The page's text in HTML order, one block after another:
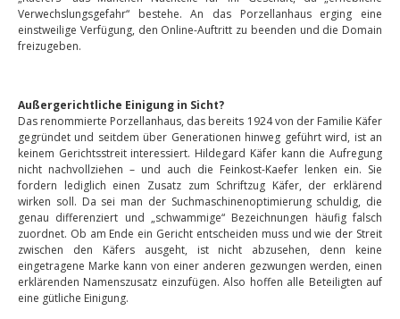
Verwechslungsgefahr“ bestehe. An das Porzellanhaus erging eine
einstweilige Verfügung, den Online-Auftritt zu beenden und die Domain
freizugeben.
Außergerichtliche Einigung in Sicht?
Das renommierte Porzellanhaus, das bereits 1924 von der Familie Käfer
gegründet und seitdem über Generationen hinweg geführt wird, ist an
keinem Gerichtsstreit interessiert. Hildegard Käfer kann die Aufregung
nicht nachvollziehen – und auch die Feinkost-Kaefer lenken ein. Sie
fordern lediglich einen Zusatz zum Schriftzug Käfer, der erklärend
wirken soll. Da sei man der Suchmaschinenoptimierung schuldig, die
genau differenziert und „schwammige“ Bezeichnungen häufig falsch
zuordnet. Ob am Ende ein Gericht entscheiden muss und wie der Streit
zwischen den Käfers ausgeht, ist nicht abzusehen, denn keine
eingetragene Marke kann von einer anderen gezwungen werden, einen
erklärenden Namenszusatz einzufügen. Also hoffen alle Beteiligten auf
eine gütliche Einigung.